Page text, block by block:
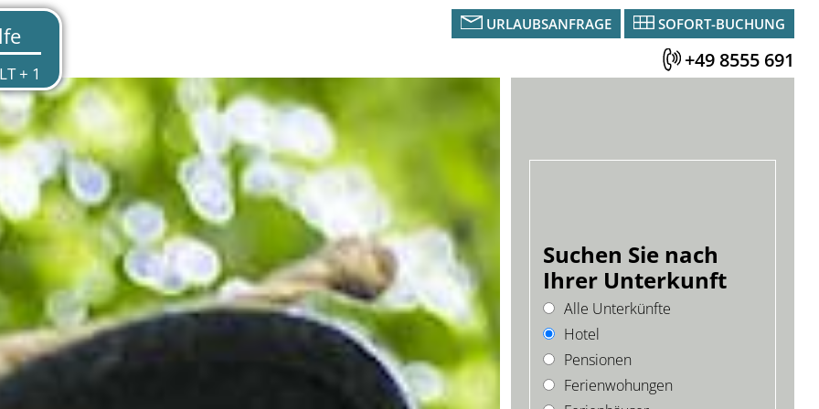
URLAUBSANFRAGE SOFORT-BUCHUNG
+49 8555 691
Suchen Sie nach
Ihrer Unterkunft
Alle Unterkünfte
Hotel
Pensionen
Ferienwohungen